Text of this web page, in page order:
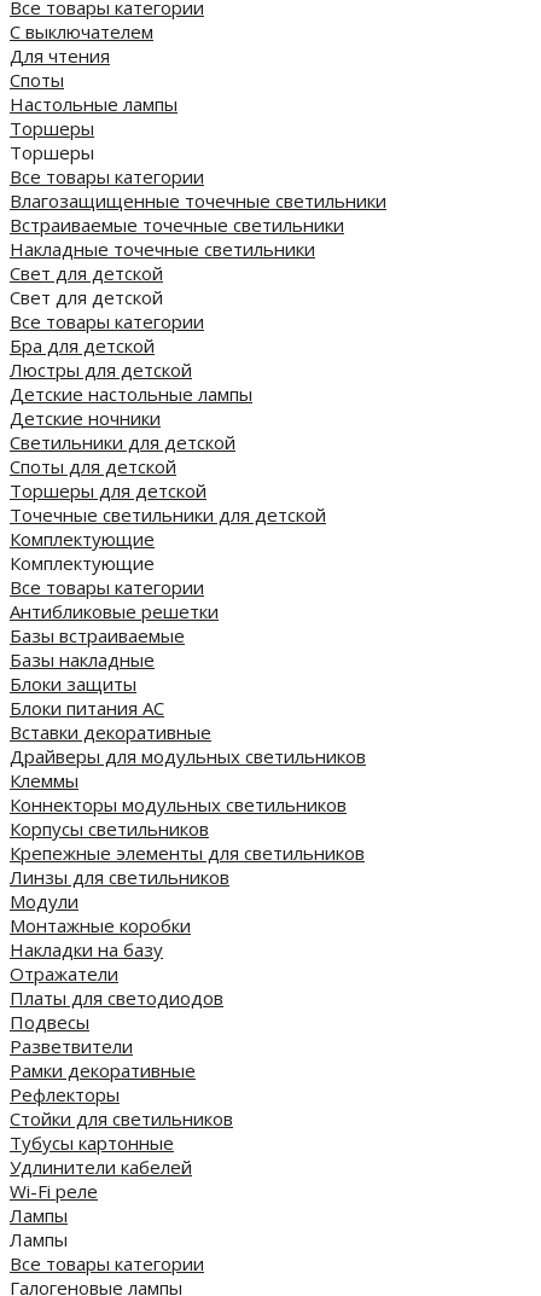
Все товары категории
С выключателем
Для чтения
Споты
Настольные лампы
Торшеры
Торшеры
Все товары категории
Влагозащищенные точечные светильники
Встраиваемые точечные светильники
Накладные точечные светильники
Свет для детской
Свет для детской
Все товары категории
Бра для детской
Люстры для детской
Детские настольные лампы
Детские ночники
Светильники для детской
Споты для детской
Торшеры для детской
Точечные светильники для детской
Комплектующие
Комплектующие
Все товары категории
Антибликовые решетки
Базы встраиваемые
Базы накладные
Блоки защиты
Блоки питания AC
Вставки декоративные
Драйверы для модульных светильников
Клеммы
Коннекторы модульных светильников
Корпусы светильников
Крепежные элементы для светильников
Линзы для светильников
Модули
Монтажные коробки
Накладки на базу
Отражатели
Платы для светодиодов
Подвесы
Разветвители
Рамки декоративные
Рефлекторы
Стойки для светильников
Тубусы картонные
Удлинители кабелей
Wi-Fi реле
Лампы
Лампы
Все товары категории
Галогеновые лампы